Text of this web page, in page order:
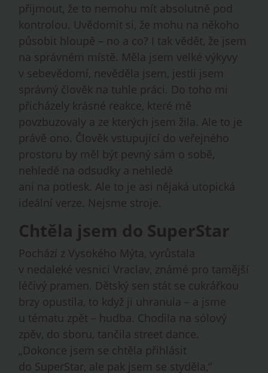
přijmout, že to nemohu mít absolutně pod
kontrolou. Uvědomit si, že mohu na někoho
působit hloupě – no a co? I tak vědět, že jsem
na správném místě. Měla jsem velké výkyvy
v sebevědomí, nevěděla jsem, jestli jsem
správný člověk na tuhle práci. Do toho mi
přicházely krásné reakce, které mě
povzbuzovaly a ze kterých jsem žila. Ale to je
právě ono. Člověk vstupující do veřejného
prostoru by měl být pevný sám o sobě,
nehledě na odsudky a nehledě
ani na potlesk. Ale to je asi nějaká utopická
ideální verze. Nejsme stroje.
Chtěla jsem do SuperStar
Pochází z Vysokého Mýta, vyrůstala
v nedaleké vesnici Vraclav, známé pro tamější
léčivý pramen. Dětský sen stát se cukrářkou
brzy opustila, to když ji uhranula – a jsme
u tématu zpět – hudba. Chodila na sólový
zpěv, do sboru, tančila street dance.
„Dokonce jsem se chtěla přihlásit
do SuperStar, ale pak jsem se styděla,“